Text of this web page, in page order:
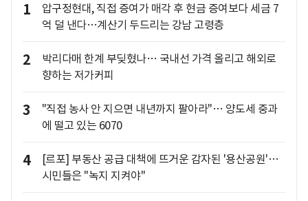
1
압구정현대, 직접 증여가 매각 후 현금 증여보다 세금 7
억 덜 낸다…계산기 두드리는 강남 고령층
2
박리다매 한계 부딪혔나… 국내선 가격 올리고 해외로
향하는 저가커피
3
"직접 농사 안 지으면 내년까지 팔아라"… 양도세 중과
에 떨고 있는 6070
4
[르포] 부동산 공급 대책에 뜨거운 감자된 '용산공원'…
시민들은 "녹지 지켜야"